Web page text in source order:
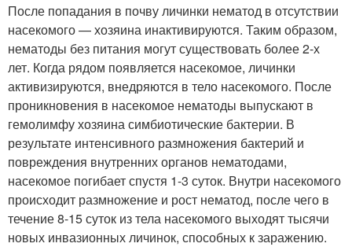
После попадания в почву личинки нематод в отсутствии
насекомого — хозяина инактивируются. Таким образом,
нематоды без питания могут существовать более 2-х
лет. Когда рядом появляется насекомое, личинки
активизируются, внедряются в тело насекомого. После
проникновения в насекомое нематоды выпускают в
гемолимфу хозяина симбиотические бактерии. В
результате интенсивного размножения бактерий и
повреждения внутренних органов нематодами,
насекомое погибает спустя 1-3 суток. Внутри насекомого
происходит размножение и рост нематод, после чего в
течение 8-15 суток из тела насекомого выходят тысячи
новых инвазионных личинок, способных к заражению.